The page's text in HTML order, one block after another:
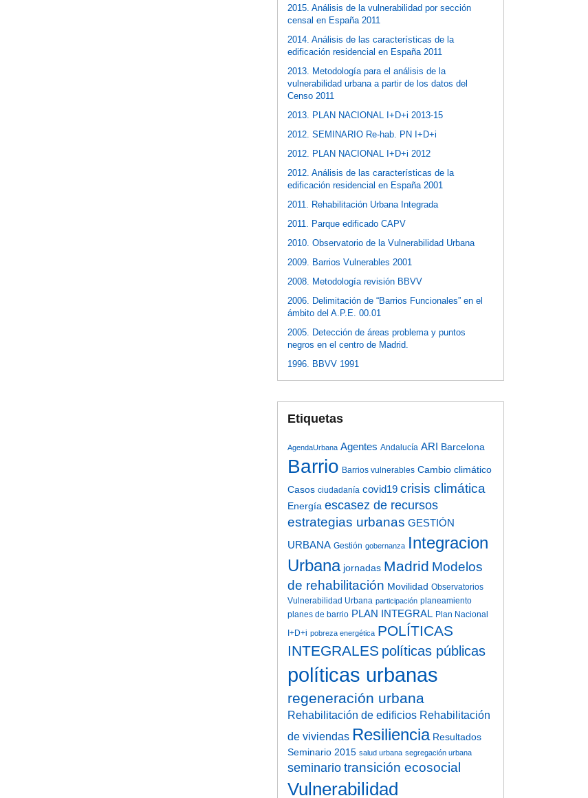
2015. Análisis de la vulnerabilidad por sección
censal en España 2011
2014. Análisis de las características de la
edificación residencial en España 2011
2013. Metodología para el análisis de la
vulnerabilidad urbana a partir de los datos del
Censo 2011
2013. PLAN NACIONAL I+D+i 2013-15
2012. SEMINARIO Re-hab. PN I+D+i
2012. PLAN NACIONAL I+D+i 2012
2012. Análisis de las características de la
edificación residencial en España 2001
2011. Rehabilitación Urbana Integrada
2011. Parque edificado CAPV
2010. Observatorio de la Vulnerabilidad Urbana
2009. Barrios Vulnerables 2001
2008. Metodología revisión BBVV
2006. Delimitación de “Barrios Funcionales” en el
ámbito del A.P.E. 00.01
2005. Detección de áreas problema y puntos
negros en el centro de Madrid.
1996. BBVV 1991
Etiquetas
AgendaUrbana Agentes Andalucía ARI Barcelona
Barrio Barrios vulnerables Cambio climático
Casos ciudadanía covid19 crisis climática
Energía escasez de recursos
estrategias urbanas GESTIÓN
URBANA Gestión gobernanza Integracion
Urbana jornadas Madrid Modelos
de rehabilitación Movilidad Observatorios
Vulnerabilidad Urbana participación planeamiento
planes de barrio PLAN INTEGRAL Plan Nacional
I+D+i pobreza energética POLÍTICAS
INTEGRALES políticas públicas
políticas urbanas
regeneración urbana
Rehabilitación de edificios Rehabilitación
de viviendas Resiliencia Resultados
Seminario 2015 salud urbana segregación urbana
seminario transición ecosocial
Vulnerabilidad